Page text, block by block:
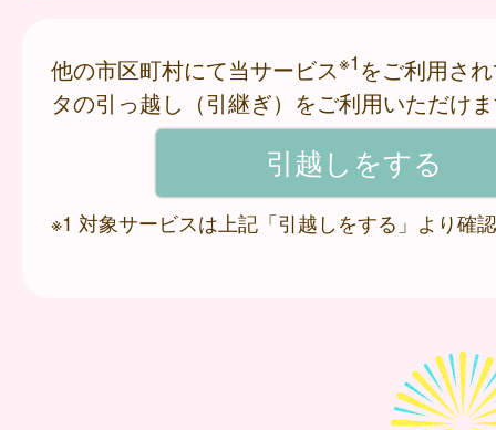
他の市区町村にて当サービス※1 をご利用さ
タの引っ越し（引継ぎ）をご利用いただけ
※1 対象サービスは上記「引越しをする」より確